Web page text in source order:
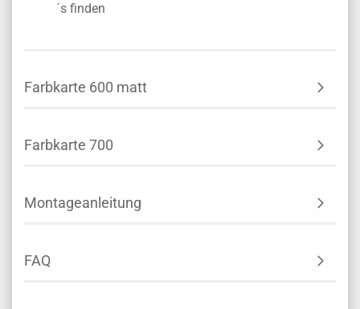
´s finden
Farbkarte 600 matt
Farbkarte 700
Montageanleitung
FAQ